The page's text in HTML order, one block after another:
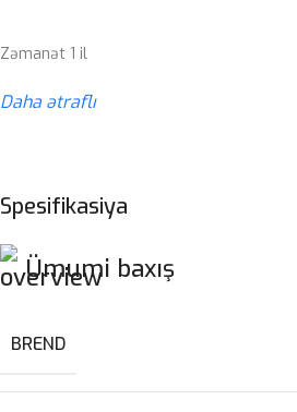
Zəmanət 1 il
Daha ətraflı
Spesifikasiya
Ümumi baxış
BREND